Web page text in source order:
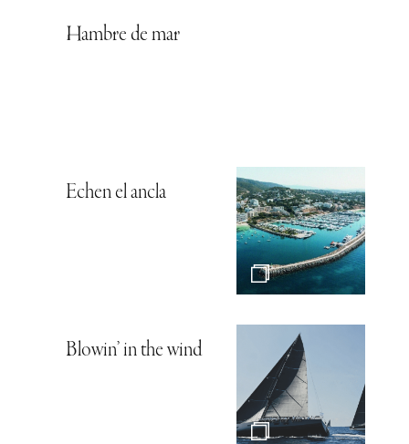
Hambre de mar
Echen el ancla
Blowin’ in the wind